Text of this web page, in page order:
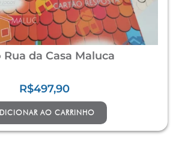
Rua da Casa Maluca
R$497,90
AO CARRINHO